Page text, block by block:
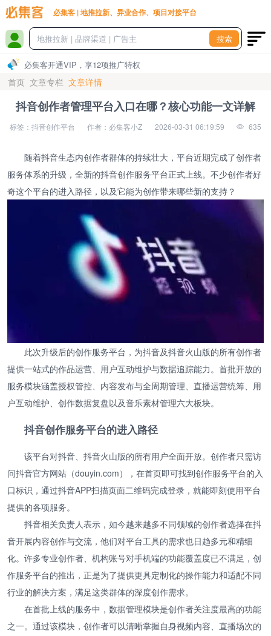
必集客 | 地推拉新、异业合作、项目对接平台
搜索
必集客开通VIP，享12项推广特权
首页 文章专栏 文章详情
抖音创作者管理平台入口在哪？核心功能一文详解
标签：抖音创作平台 作者：必集客小Z 2026-03-31 06:19:59 635
随着抖音生态内创作者群体的持续壮大，平台近期完成了创作者
服务体系的升级，全新的抖音创作服务平台正式上线。不少创作者好
奇这个平台的进入路径，以及它能为创作带来哪些新的支持？
此次升级后的创作服务平台，为抖音及抖音火山版的所有创作者
提供一站式的作品运营、用户互动维护与数据追踪能力。首批开放的
服务模块涵盖授权管控、内容发布与全周期管理、直播运营统筹、用
户互动维护、创作数据复盘以及音乐素材管理六大板块。
抖音创作服务平台的进入路径
该平台对抖音、抖音火山版的所有用户全面开放。创作者只需访
问抖音官方网站（douyin.com），在首页即可找到创作服务平台的入
口标识，通过抖音APP扫描页面二维码完成登录，就能即刻使用平台
提供的各项服务。
抖音相关负责人表示，如今越来越多不同领域的创作者选择在抖
音开展内容创作与交流，他们对平台工具的需求也日趋多元和精细
化。许多专业创作者、机构账号对手机端的功能覆盖度已不满足，创
作服务平台的推出，正是为了提供更具定制化的操作能力和适配不同
行业的解决方案，满足这类群体的深度创作需求。
在首批上线的服务中，数据管理模块是创作者关注度最高的功能
之一。通过该模块，创作者可以清晰掌握自身视频内容、直播场次的